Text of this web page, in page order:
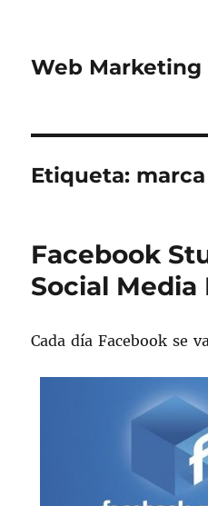
Web Marketing
Etiqueta:
Facebook
Social
Cada día Facebook se